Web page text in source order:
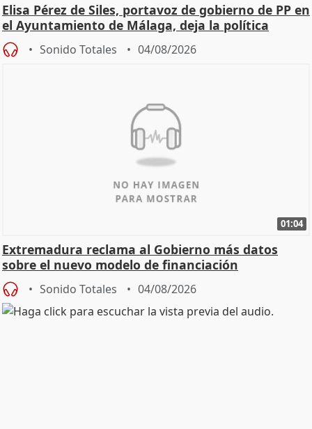
Elisa Pérez de Siles, portavoz de gobierno de PP en
el Ayuntamiento de Málaga, deja la política
Sonido Totales 04/08/2026
01:04
Extremadura reclama al Gobierno más datos
sobre el nuevo modelo de financiación
Sonido Totales 04/08/2026